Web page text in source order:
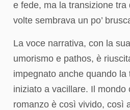
e fede, ma la transizione tra
volte sembrava un po’
La voce narrativa, con la
umorismo e pathos, è
impegnato anche quando la
iniziato a vacillare. Il mondo
romanzo è così vivido, così